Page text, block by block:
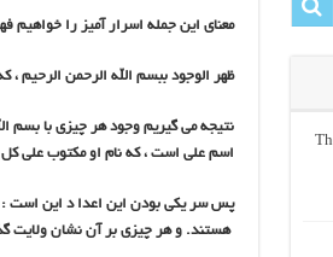
معنای این جمله اسرار آمیز را
ظهر الوجود ببسم الله الرحمن الرحیم ، که جایگاه
نتیجه می گیریم وجود هر چیزی با بسم
اسم علی است ، که نام او مکتوب علی
پس سر یکی بودن این اعدا د این است :
هستند. و هر چیزی بر آن نشان ولایت